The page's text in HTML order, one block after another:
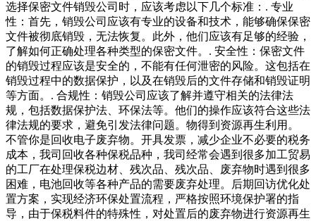
选择保密文件销毁公司时，应该考虑以下几个标准：. 专业
性：首先，销毁公司应该有专业的设备和技术，能够确保保密
文件被彻底销毁，无法恢复。此外，他们应该有足够的经验，
了解如何正确处理各种类型的保密文件。. 安全性：保密文件
的销毁过程应该是安全的，不能有任何泄密的风险。这包括在
销毁过程中的数据保护，以及在销毁后的文件存储和销毁证明
等方面。. 合规性：销毁公司应该了解并遵守相关的法律法
规，包括数据保护法、环保法等。他们的操作应该符合这些法
律法规的要求，避免引发法律问题。物得到资源再生利用。
不管你是回收电子废弃物。开具发票，减少企业不必要的税务
成本，我司回收各种保税品种，我司经常会遇到很多加工贸易
的工厂在处理保税边材、残次品、残次品、废弃物时遇到很多
困难，电池回收等各种产品的需要废弃处理。后期回访优化处
置方案，实现经济环保处置流程，严格按照环境保护署的指
导，由于保税料件的特殊性，对处置后的废弃物进行资源再生